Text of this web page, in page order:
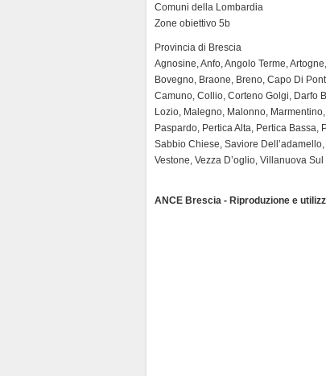
Comuni della Lombardia
Zone obiettivo 5b
Provincia di Brescia
Agnosine, Anfo, Angolo Terme,
Bovegno, Braone, Breno, Capo Di
Camuno, Collio, Corteno Golgi, Darfo
Lozio, Malegno, Malonno,
Paspardo, Pertica Alta, Pertica Bassa,
Sabbio Chiese, Saviore
Vestone, Vezza D’oglio, Villanuova
ANCE Brescia - Riproduzione e